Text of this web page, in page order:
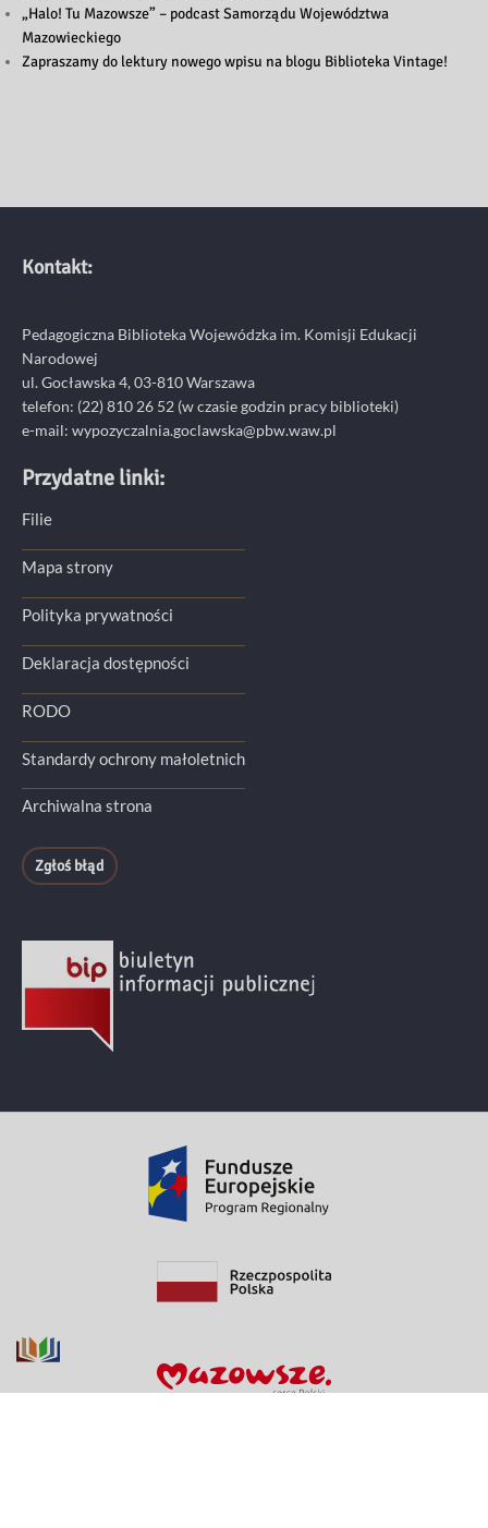
„Halo! Tu Mazowsze” – podcast Samorządu Województwa
Mazowieckiego
Zapraszamy do lektury nowego wpisu na blogu Biblioteka Vintage!
Kontakt:
Pedagogiczna Biblioteka Wojewódzka im. Komisji Edukacji
Narodowej
ul. Gocławska 4, 03-810 Warszawa
telefon: (22) 810 26 52 (w czasie godzin pracy biblioteki)
e-mail: wypozyczalnia.goclawska@pbw.waw.pl
Przydatne linki:
Filie
Mapa strony
Polityka prywatności
Deklaracja dostępności
RODO
Standardy ochrony małoletnich
Archiwalna strona
Zgłoś błąd